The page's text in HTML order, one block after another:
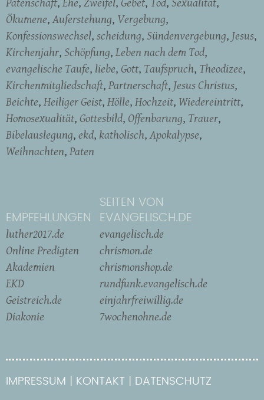
Ökumene Auferstehung Vergebung
Konfessionswechsel scheidung Sündenvergebung Jesus
Kirchenjahr Schöpfung Leben nach dem Tod
evangelische Taufe liebe Gott Taufspruch Theodizee
Kirchenmitgliedschaft Partnerschaft Jesus Christus
Beichte Heiliger Geist Hölle Hochzeit Wiedereintritt
Homosexualität Gottesbild Offenbarung Trauer
Bibelauslegung ekd katholisch Apokalypse
Weihnachten Paten
EMPFEHLUNGEN
luther2017.de
Online Predigten
Akademien
EKD
Geistreich.de
Diakonie
SEITEN VON
EVANGELISCH.DE
evangelisch.de
chrismon.de
chrismonshop.de
rundfunk.evangelisch.de
einjahrfreiwillig.de
7wochenohne.de
IMPRESSUM KONTAKT DATENSCHUTZ